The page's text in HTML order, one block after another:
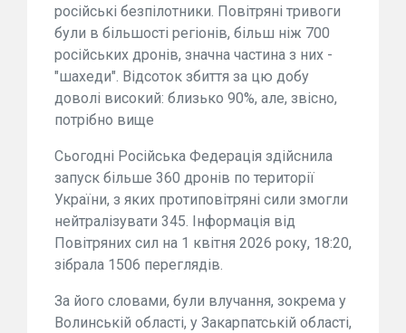
російські безпілотники. Повітряні тривоги
були в більшості регіонів, більш ніж 700
російських дронів, значна частина з них -
"шахеди". Відсоток збиття за цю добу
доволі високий: близько 90%, але, звісно,
потрібно вище
Сьогодні Російська Федерація здійснила
запуск більше 360 дронів по території
України, з яких протиповітряні сили змогли
нейтралізувати 345. Інформація від
Повітряних сил на 1 квітня 2026 року, 18:20,
зібрала 1506 переглядів.
За його словами, були влучання, зокрема у
Волинській області, у Закарпатській області,